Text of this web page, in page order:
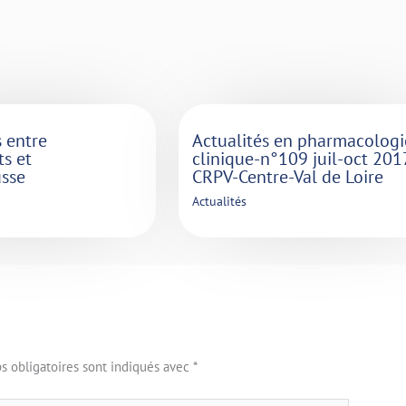
entre
et
Actualités en
clinique-n°109 juil-oct
CRPV-Centre-Val de Loire
Actualités
obligatoires sont indiqués avec*